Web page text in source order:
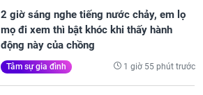
2 giờ sáng nghe tiếng nước chảy, em lọ
mọ đi xem thì bật khóc khi thấy hành
động này của chồng
Tâm sự gia đình 1 giờ 55 phút trước